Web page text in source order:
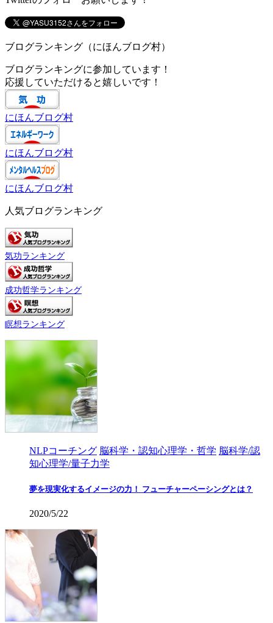
ブログランキング（にほんブログ村）
ブログランキングに参加しています！
応援していただけると嬉しいです！
にほんブログ村
にほんブログ村
にほんブログ村
人気ブログランキング
気功ランキング
成功哲学ランキング
瞑想ランキング
NLPコーチング 脳科学・認知心理学・哲学 脳科学/認
知心理学/量子力学
夢を現実化するイメージの力！ フューチャーペーシングとは？
2020/5/22